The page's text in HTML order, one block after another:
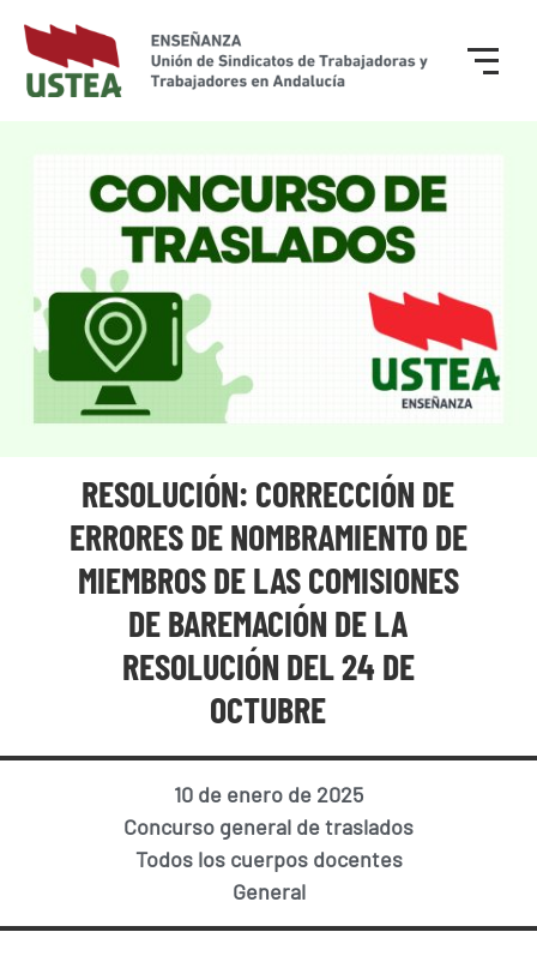
RESOLUCIÓN: CORRECCIÓN DE
ERRORES DE NOMBRAMIENTO DE
MIEMBROS DE LAS COMISIONES
DE BAREMACIÓN DE LA
RESOLUCIÓN DEL 24 DE
OCTUBRE
10 de enero de 2025
Concurso general de traslados
Todos los cuerpos docentes
General